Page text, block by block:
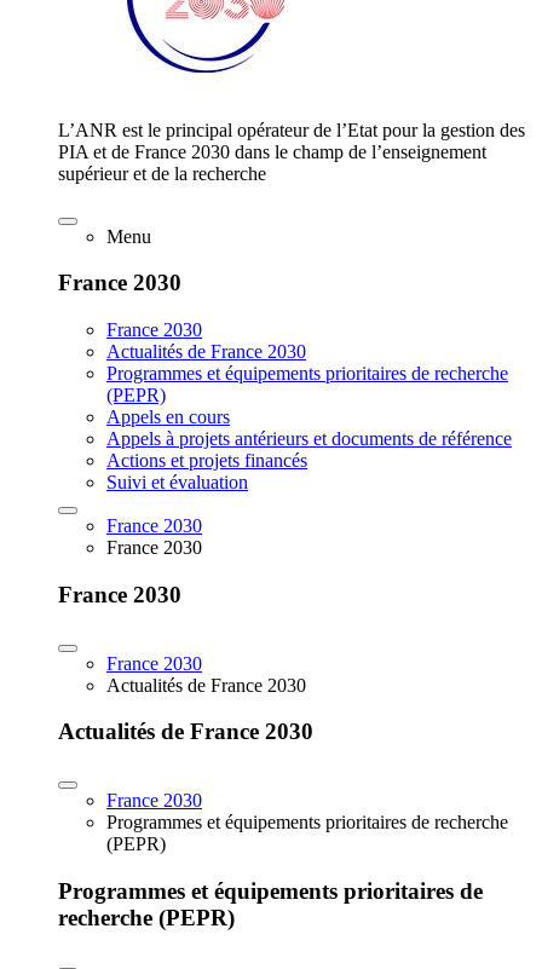
L’ANR est le principal opérateur de l’Etat pour la gestion des
PIA et de France 2030 dans le champ de l’enseignement
supérieur et de la recherche
Menu
France 2030
France 2030
Actualités de France 2030
Programmes et équipements prioritaires de recherche
(PEPR)
Appels en cours
Appels à projets antérieurs et documents de référence
Actions et projets financés
Suivi et évaluation
France 2030
France 2030
France 2030
France 2030
Actualités de France 2030
Actualités de France 2030
France 2030
Programmes et équipements prioritaires de recherche
(PEPR)
Programmes et équipements prioritaires de
recherche (PEPR)